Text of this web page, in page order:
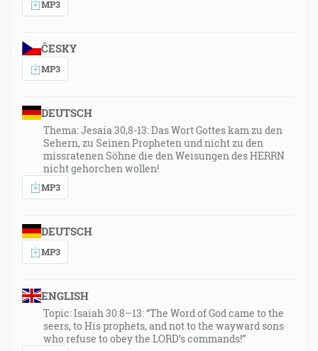
MP3
ČESKY
MP3
DEUTSCH
Thema: Jesaia 30,8-13: Das Wort Gottes kam zu den
Sehern, zu Seinen Propheten und nicht zu den
missratenen Söhne die den Weisungen des HERRN
nicht gehorchen wollen!
MP3
DEUTSCH
MP3
ENGLISH
Topic: Isaiah 30:8–13: “The Word of God came to the
seers, to His prophets, and not to the wayward sons
who refuse to obey the LORD’s commands!”